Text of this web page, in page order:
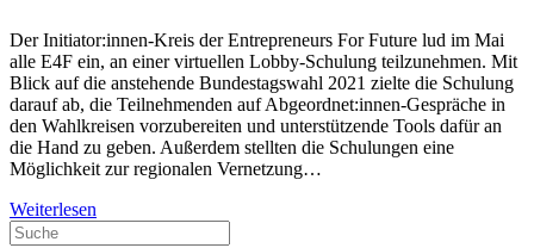
Der Initiator:innen-Kreis der Entrepreneurs For Future lud im Mai
alle E4F ein, an einer virtuellen Lobby-Schulung teilzunehmen. Mit
Blick auf die anstehende Bundestagswahl 2021 zielte die Schulung
darauf ab, die Teilnehmenden auf Abgeordnet:innen-Gespräche in
den Wahlkreisen vorzubereiten und unterstützende Tools dafür an
die Hand zu geben. Außerdem stellten die Schulungen eine
Möglichkeit zur regionalen Vernetzung…
Weiterlesen